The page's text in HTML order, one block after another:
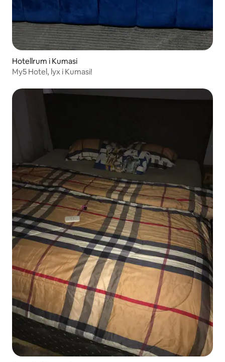
Hotellrum i Kumasi
My5 Hotel, lyx i Kumasi!